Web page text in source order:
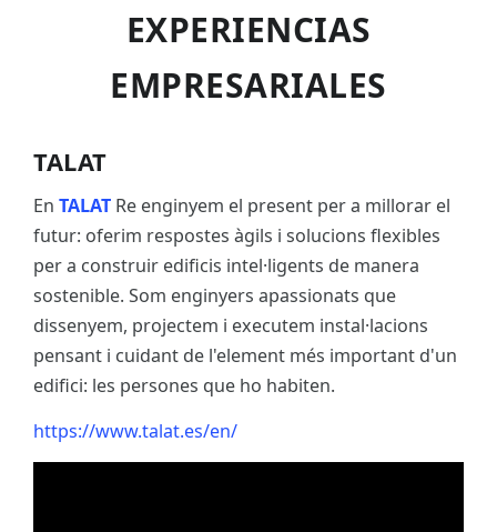
EXPERIENCIAS
EMPRESARIALES
TALAT
En TALAT Re enginyem el present per a millorar el
futur: oferim respostes àgils i solucions flexibles
per a construir edificis intel·ligents de manera
sostenible. Som enginyers apassionats que
dissenyem, projectem i executem instal·lacions
pensant i cuidant de l'element més important d'un
edifici: les persones que ho habiten.
https://www.talat.es/en/